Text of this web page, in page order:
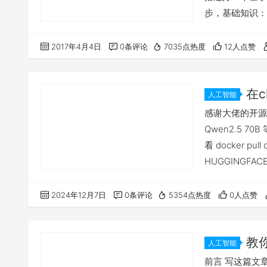
步，基础知识
请： 新手用户
性能测试 第三
2017年4月4日 0条评论 7035点热度 12人点赞
人工智能
在
对接
感谢大佬的开
Qwen2.5 70B
看 docker pull
2024年12月7日 0条评论 5354点热度 0人点赞
人工智能
教
New API
前言 写这篇文